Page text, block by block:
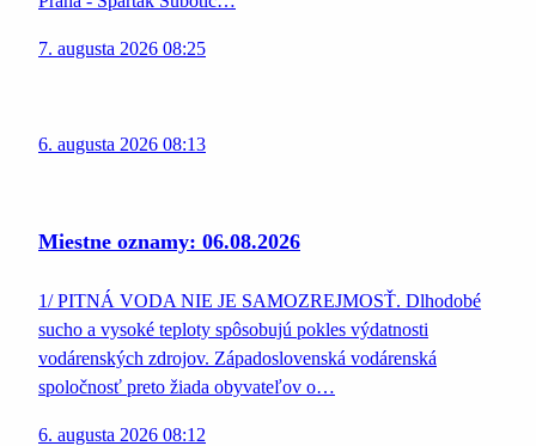
7. augusta 2026 08:25
6. augusta 2026 08:13
Miestne oznamy: 06.08.2026
1/ PITNÁ VODA NIE JE SAMOZREJMOSŤ. Dlhodobé
sucho a vysoké teploty spôsobujú pokles výdatnosti
vodárenských zdrojov. Západoslovenská vodárenská
spoločnosť preto žiada obyvateľov o…
6. augusta 2026 08:12